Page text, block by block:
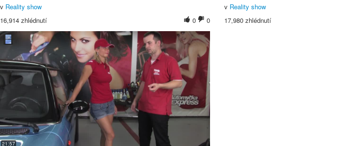
v Reality show
0
0
16,914 zhlédnutí
v Reality show
17,980 zhlédnutí
21:57